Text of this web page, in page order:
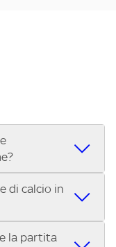
vicino a te per
C Sky Wifi, la
League, la UEFA
1®, la MotoGP™ e
di calcio in
le partite
la partita